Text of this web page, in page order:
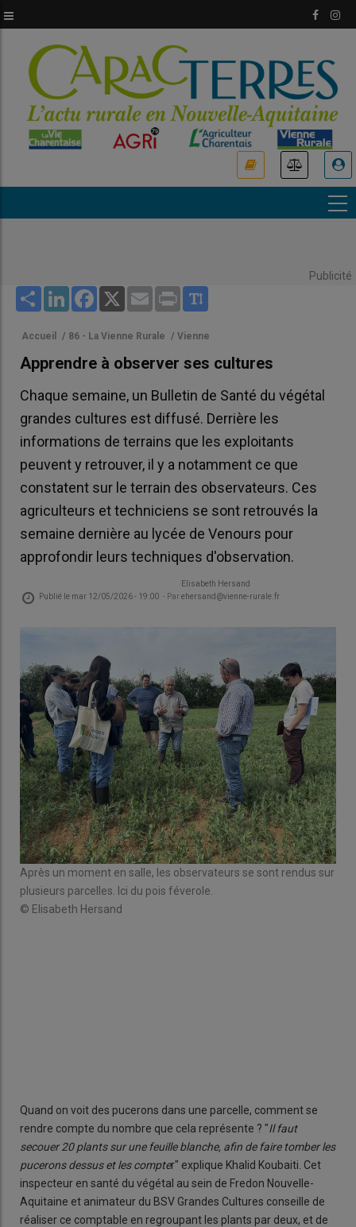
au
principal
Publicité
Share LinkedInFacebook
X Email Print
Accueil / 86 - La Vienne Rurale / Vienne
Apprendre à observer ses cultures
Chaque semaine, un Bulletin de Santé du végétal
grandes cultures est diffusé. Derrière les
informations de terrains que les exploitants
peuvent y retrouver, il y a notamment ce que
constatent sur le terrain des observateurs. Ces
agriculteurs et techniciens se sont retrouvés la
semaine dernière au lycée de Venours pour
approfondir leurs techniques d'observation.
Publié le mar 12/05/2026 - 19:00 - Par
Elisabeth Hersand
ehersand@vienne-rurale.fr
Après un moment en salle, les observateurs se sont rendus sur
plusieurs parcelles. Ici du pois féverole.
© Elisabeth Hersand
Quand on voit des pucerons dans une parcelle, comment se
rendre compte du nombre que cela représente ? "Il faut
secouer 20 plants sur une feuille blanche, afin de faire tomber les
pucerons dessus et les compter" explique Khalid Koubaiti. Cet
inspecteur en santé du végétal au sein de Fredon Nouvelle-
Aquitaine et animateur du BSV Grandes Cultures conseille de
réaliser ce comptable en regroupant les plants par deux, et de